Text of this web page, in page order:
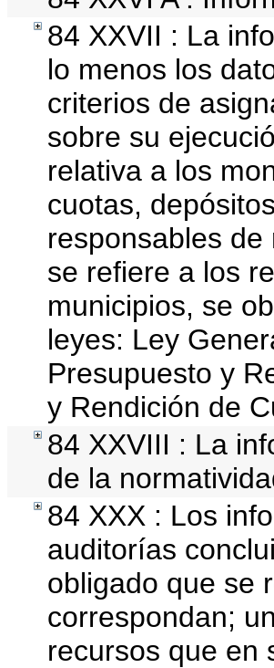
84 XXVII : La
lo menos los
criterios de
sobre su
relativa a los
cuotas,
responsables
se refiere a los
municipios, se
leyes: Ley
Presupuesto y
y Rendición de
84 XXVIII : La
de la
84 XXX : Los
auditorías
obligado que se
correspondan;
recursos que en